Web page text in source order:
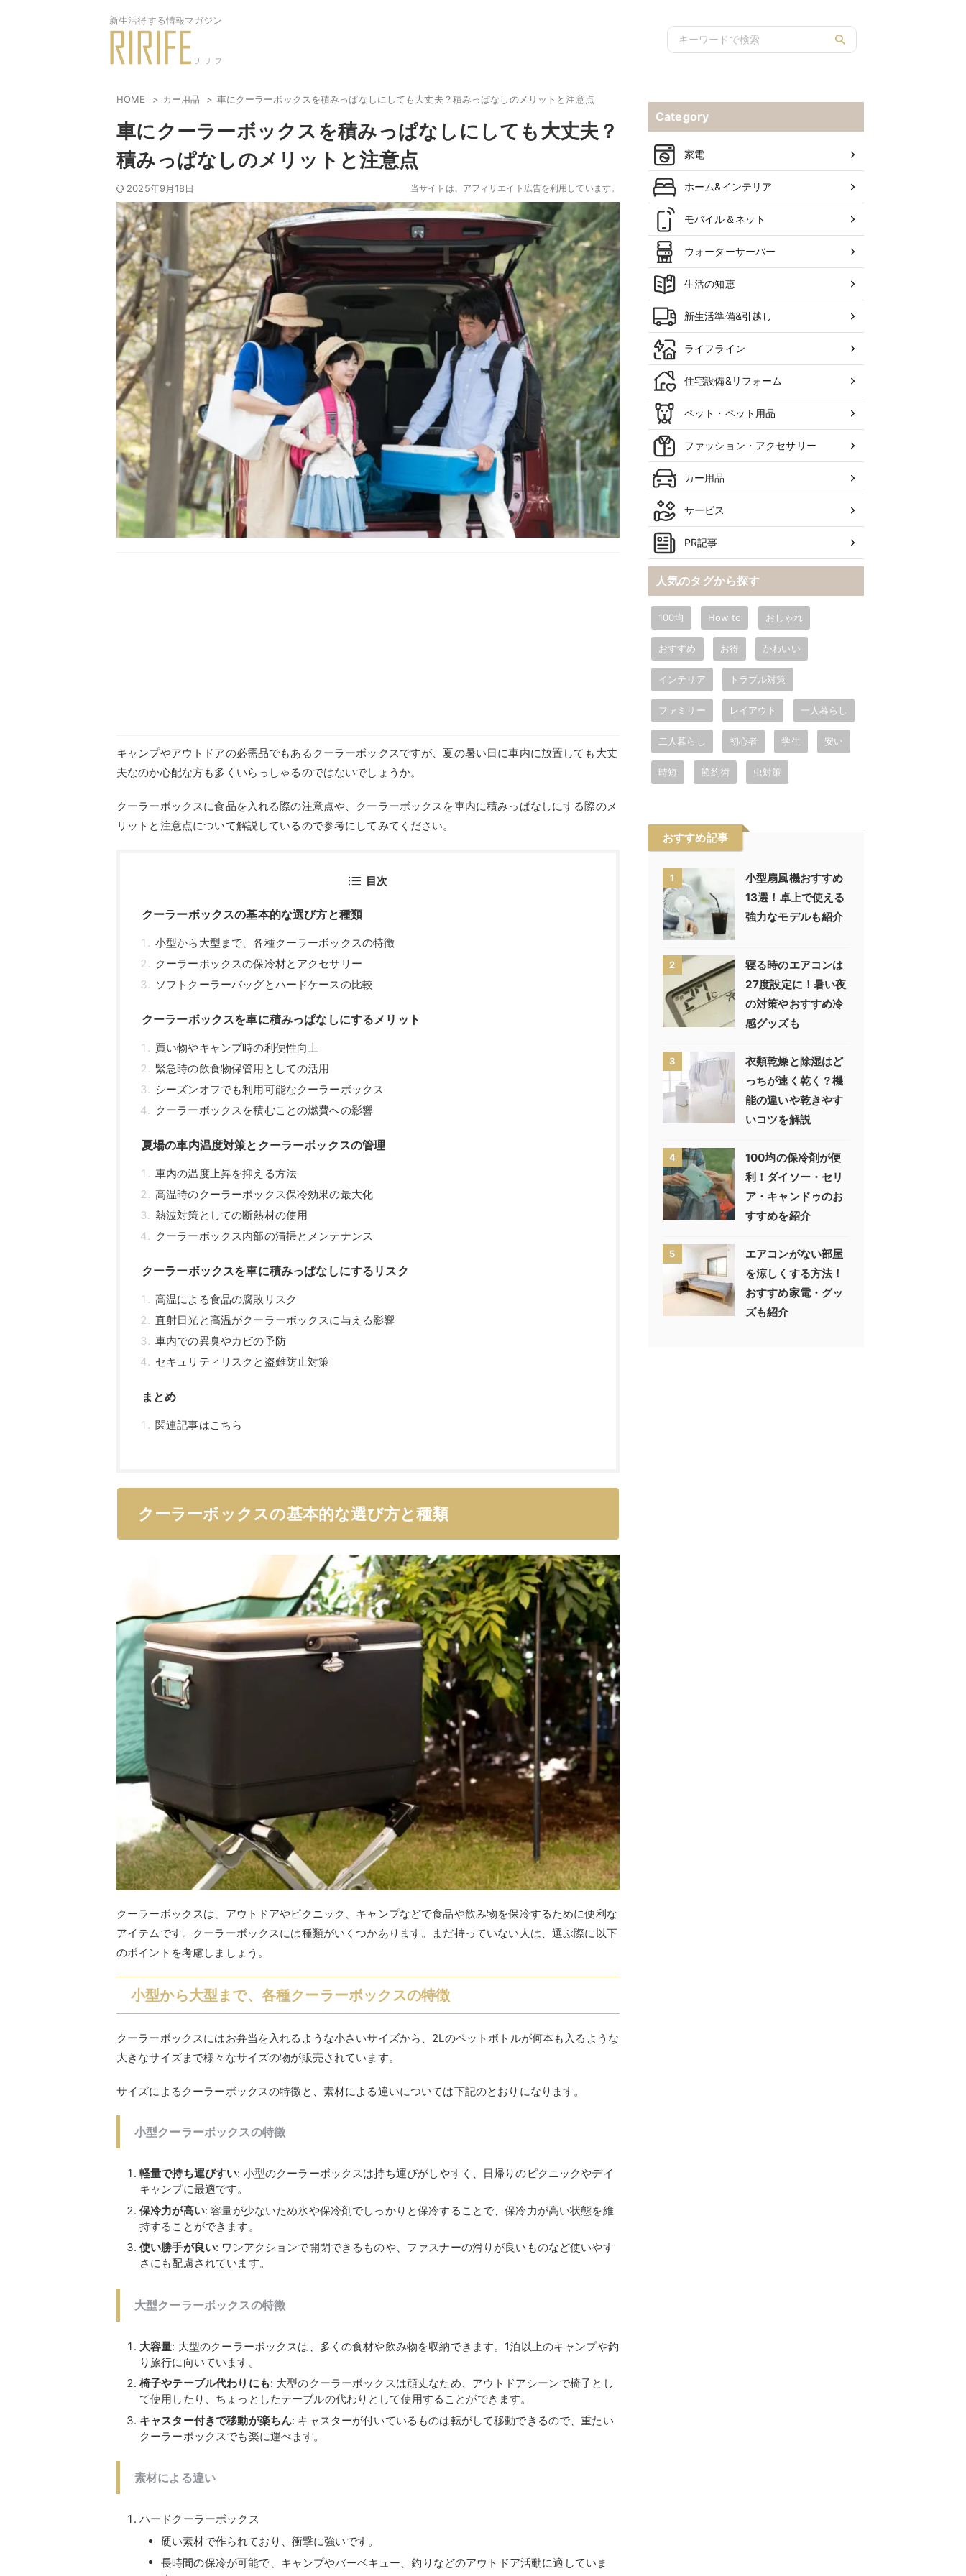
新生活得する情報マガジン
HOME カー用品 車にクーラーボックスを積みっぱなしにしても大丈夫？積みっぱなしのメリットと注意点
車にクーラーボックスを積みっぱなしにしても大丈夫？
積みっぱなしのメリットと注意点
2025年9月18日 当サイトは、アフィリエイト広告を利用しています。
キャンプやアウトドアの必需品でもあるクーラーボックスですが、夏の暑い日に車内に放置しても大丈
夫なのか心配な方も多くいらっしゃるのではないでしょうか。
クーラーボックスに食品を入れる際の注意点や、クーラーボックスを車内に積みっぱなしにする際のメ
リットと注意点について解説しているので参考にしてみてください。
目次
クーラーボックスの基本的な選び方と種類
小型から大型まで、各種クーラーボックスの特徴
クーラーボックスの保冷材とアクセサリー
ソフトクーラーバッグとハードケースの比較
クーラーボックスを車に積みっぱなしにするメリット
買い物やキャンプ時の利便性向上
緊急時の飲食物保管用としての活用
シーズンオフでも利用可能なクーラーボックス
クーラーボックスを積むことの燃費への影響
夏場の車内温度対策とクーラーボックスの管理
車内の温度上昇を抑える方法
高温時のクーラーボックス保冷効果の最大化
熱波対策としての断熱材の使用
クーラーボックス内部の清掃とメンテナンス
クーラーボックスを車に積みっぱなしにするリスク
高温による食品の腐敗リスク
直射日光と高温がクーラーボックスに与える影響
車内での異臭やカビの予防
セキュリティリスクと盗難防止対策
まとめ
関連記事はこちら
クーラーボックスの基本的な選び方と種類
クーラーボックスは、アウトドアやピクニック、キャンプなどで食品や飲み物を保冷するために便利な
アイテムです。クーラーボックスには種類がいくつかあります。まだ持っていない人は、選ぶ際に以下
のポイントを考慮しましょう。
小型から大型まで、各種クーラーボックスの特徴
クーラーボックスにはお弁当を入れるような小さいサイズから、2Lのペットボトルが何本も入るような
大きなサイズまで様々なサイズの物が販売されています。
サイズによるクーラーボックスの特徴と、素材による違いについては下記のとおりになります。
小型クーラーボックスの特徴
軽量で持ち運びすい: 小型のクーラーボックスは持ち運びがしやすく、日帰りのピクニックやデイ
キャンプに最適です。
保冷力が高い: 容量が少ないため氷や保冷剤でしっかりと保冷することで、保冷力が高い状態を維
持することができます。
使い勝手が良い: ワンアクションで開閉できるものや、ファスナーの滑りが良いものなど使いやす
さにも配慮されています。
大型クーラーボックスの特徴
大容量: 大型のクーラーボックスは、多くの食材や飲み物を収納できます。1泊以上のキャンプや釣
り旅行に向いています。
椅子やテーブル代わりにも: 大型のクーラーボックスは頑丈なため、アウトドアシーンで椅子とし
て使用したり、ちょっとしたテーブルの代わりとして使用することができます。
キャスター付きで移動が楽ちん: キャスターが付いているものは転がして移動できるので、重たい
クーラーボックスでも楽に運べます。
素材による違い
ハードクーラーボックス
硬い素材で作られており、衝撃に強いです。
長時間の保冷が可能で、キャンプやバーベキュー、釣りなどのアウトドア活動に適していま
Category
家電
ホーム&インテリア
モバイル＆ネット
ウォーターサーバー
生活の知恵
新生活準備&引越し
ライフライン
住宅設備&リフォーム
ペット・ペット用品
ファッション・アクセサリー
カー用品
サービス
PR記事
人気のタグから探す
100均 How to おしゃれ
おすすめ お得 かわいい
インテリア トラブル対策
ファミリー レイアウト 一人暮らし
二人暮らし 初心者 学生 安い
時短 節約術 虫対策
おすすめ記事
1
小型扇風機おすすめ
13選！卓上で使える
強力なモデルも紹介
2
寝る時のエアコンは
27度設定に！暑い夜
の対策やおすすめ冷
感グッズも
3
衣類乾燥と除湿はど
っちが速く乾く？機
能の違いや乾きやす
いコツを解説
4
100均の保冷剤が便
利！ダイソー・セリ
ア・キャンドゥのお
すすめを紹介
5
エアコンがない部屋
を涼しくする方法！
おすすめ家電・グッ
ズも紹介